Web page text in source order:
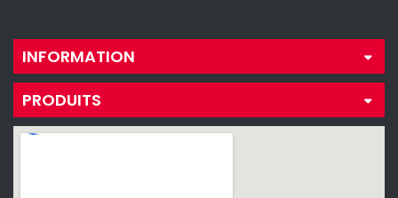
INFORMATION
PRODUITS